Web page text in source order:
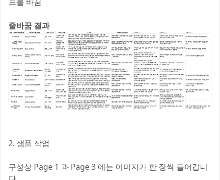
줄바꿈 결과
2. 샘플 작업
구성상 Page 1 과 Page 3 에는 이미지가 한 장씩 들어갑니